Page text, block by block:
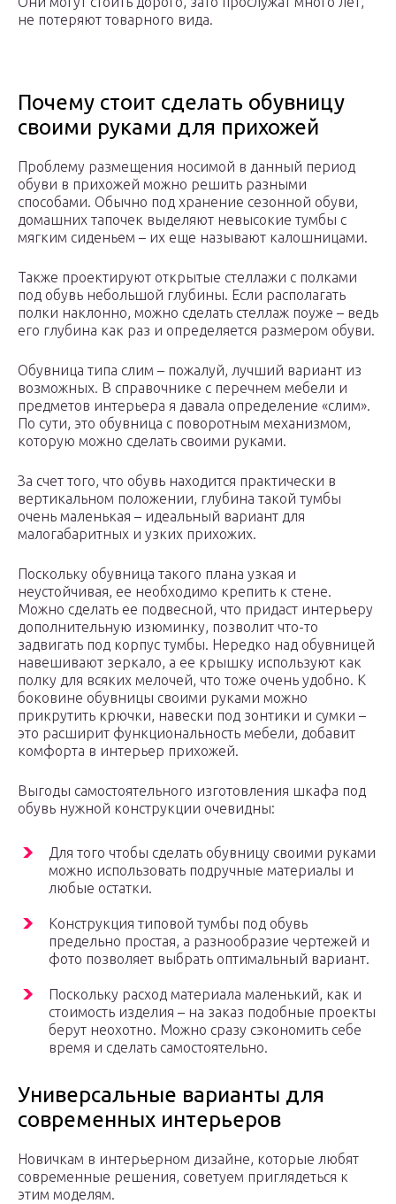
не потеряют товарного вида.
Почему стоит сделать обувницу
своими руками для прихожей
Проблему размещения носимой в данный период
обуви в прихожей можно решить разными
способами. Обычно под хранение сезонной обуви,
домашних тапочек выделяют невысокие тумбы с
мягким сиденьем – их еще называют калошницами.
Также проектируют открытые стеллажи с полками
под обувь небольшой глубины. Если располагать
полки наклонно, можно сделать стеллаж поуже – ведь
его глубина как раз и определяется размером обуви.
Обувница типа слим – пожалуй, лучший вариант из
возможных. В справочнике с перечнем мебели и
предметов интерьера я давала определение «слим».
По сути, это обувница с поворотным механизмом,
которую можно сделать своими руками.
За счет того, что обувь находится практически в
вертикальном положении, глубина такой тумбы
очень маленькая – идеальный вариант для
малогабаритных и узких прихожих.
Поскольку обувница такого плана узкая и
неустойчивая, ее необходимо крепить к стене.
Можно сделать ее подвесной, что придаст интерьеру
дополнительную изюминку, позволит что-то
задвигать под корпус тумбы. Нередко над обувницей
навешивают зеркало, а ее крышку используют как
полку для всяких мелочей, что тоже очень удобно. К
боковине обувницы своими руками можно
прикрутить крючки, навески под зонтики и сумки –
это расширит функциональность мебели, добавит
комфорта в интерьер прихожей.
Выгоды самостоятельного изготовления шкафа под
обувь нужной конструкции очевидны:
Для того чтобы сделать обувницу своими руками
можно использовать подручные материалы и
любые остатки.
Конструкция типовой тумбы под обувь
предельно простая, а разнообразие чертежей и
фото позволяет выбрать оптимальный вариант.
Поскольку расход материала маленький, как и
стоимость изделия – на заказ подобные проекты
берут неохотно. Можно сразу сэкономить себе
время и сделать самостоятельно.
Универсальные варианты для
современных интерьеров
Новичкам в интерьерном дизайне, которые любят
современные решения, советуем приглядеться к
этим моделям.